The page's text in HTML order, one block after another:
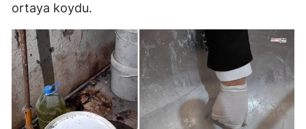
ortaya koydu.